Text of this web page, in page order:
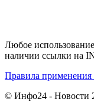
Любое
наличии ссылки на
Правила применения
© Инфо24 - Новости